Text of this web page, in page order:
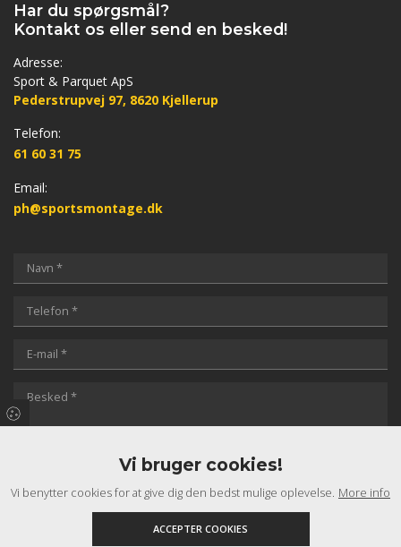
Har du spørgsmål?
Kontakt os eller send en besked!
Adresse:
Sport & Parquet ApS
Pederstrupvej 97, 8620 Kjellerup
Telefon:
61 60 31 75
Email:
ph@sportsmontage.dk
Vi bruger cookies!
Vi benytter cookies for at give dig den bedst mulige oplevelse. More info
ACCEPTER COOKIES